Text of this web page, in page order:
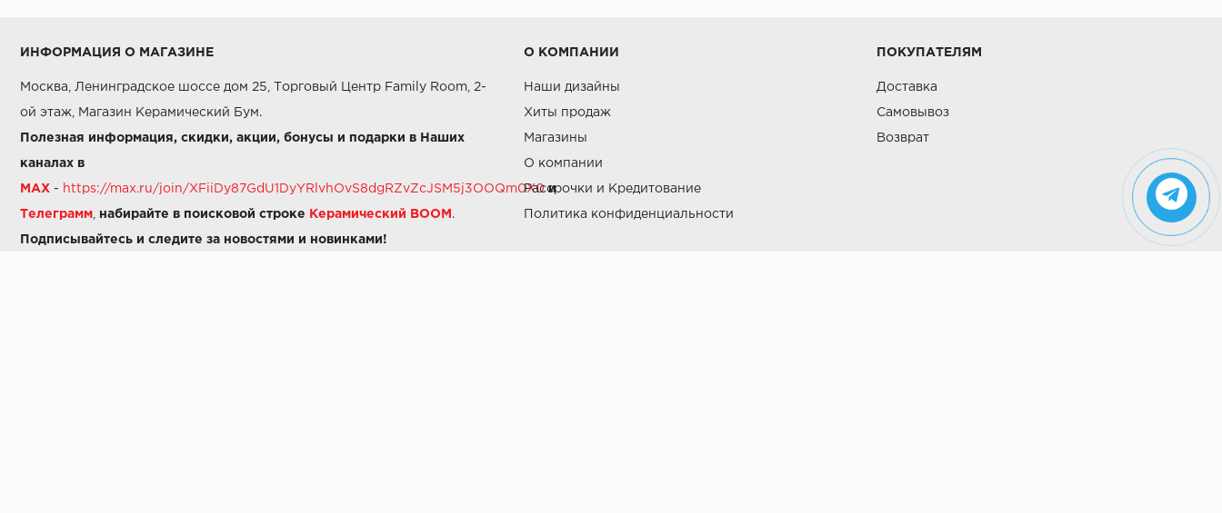
ИНФОРМАЦИЯ О МАГАЗИНЕ
Москва, Ленинградское шоссе дом 25, Торговый Центр Family Room, 2-
ой этаж, Магазин Керамический Бум.
Полезная информация, скидки, акции, бонусы и подарки в Наших
каналах в
MAX - https://max.ru/join/XFiiDy87GdU1DyYRlvhOvS8dgRZvZcJSM5j3OOQm0X0 и
Телеграмм набирайте в поисковой строке Керамический BOOM .
Подписывайтесь и следите за новостями и новинками!
О КОМПАНИИ
Наши дизайны
Хиты продаж
Магазины
О компании
Рассрочки и Кредитование
Политика конфиденциальности
ПОКУПАТЕЛЯМ
Доставка
Самовывоз
Возврат